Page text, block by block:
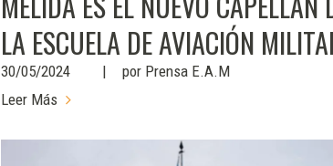
LA ESCUELA DE AVIACIÓN
30/05/2024 por Prensa E.A.M
Leer Más